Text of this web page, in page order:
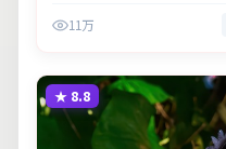
11万
★ 8.8